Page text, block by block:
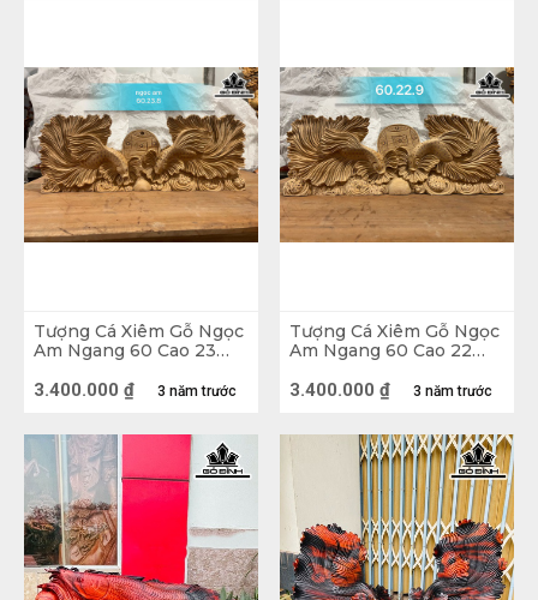
tượng trưng cho sức mạnh, ý chí chiến đấu,
vươn lên không ngừng, luôn luôn nỗ lực, luôn
luôn cố gắng. Tượng Cá Xiêm còn tượng trưng
cho sức mạnh, năng lực, khả năng cạnh tranh,
mang lại may mắn, thúc đẩy sự nghiệp phát
triển, thúc đẩy tinh thần làm việc của cá nhân
Tượng Cá Xiêm Gỗ Ngọc
Am Ngang 60 Cao 23
3 năm trước
3.400.000 ₫
Tượng Cá Xiêm Gỗ Ngọc
Am Ngang 60 Cao 22
3 năm trước
3.400.000 ₫